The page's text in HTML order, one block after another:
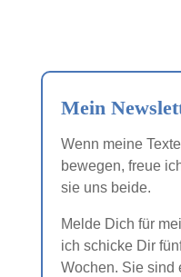
Mein
Wenn meine
bewegen, freue
sie uns beide.
Melde Dich für
ich schicke Dir
Wochen. Sie sind